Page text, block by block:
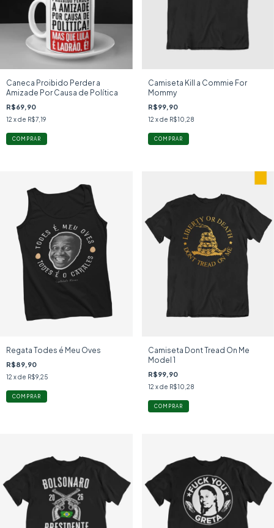
Caneca Proibido Perder a
Amizade Por Causa de Política
R$69,90
12 x de R$7,19
Camiseta Kill a Commie For
Mommy
R$99,90
12 x de R$10,28
COMPRAR
Regata Todes é Meu Oves
R$89,90
12 x de R$9,25
COMPRAR
Camiseta Dont Tread On Me
Model 1
R$99,90
12 x de R$10,28
COMPRAR